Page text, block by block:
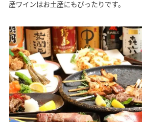
産ワインはお土産にもぴったりです。